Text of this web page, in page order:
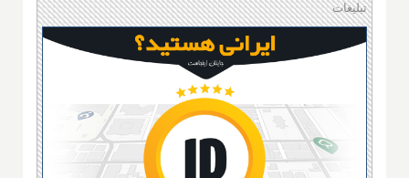
تبلیغات